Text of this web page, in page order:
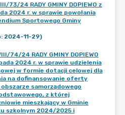
73/24 RADY GMINY DOPIEWO z
2024 r. w sprawie powołania
Sportowego Gminy
2024-11-29)
74/24 RADY GMINY DOPIEWO
2024 r. w sprawie udzielenia
w formie dotacji celowej dla
na dofinansowanie oferty
samorządowego
z której
mieszkający w Gminie
szkolnym 2024/2025 i